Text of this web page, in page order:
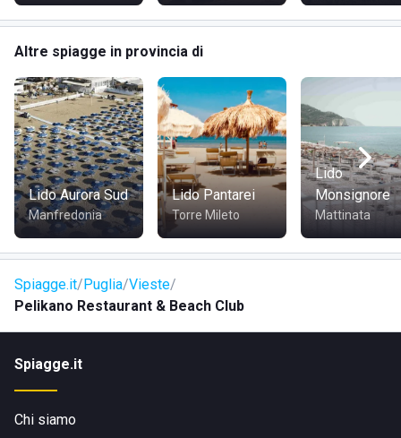
COME RAGGIUNGERE PELIKANO RESTAURANT &
BEACH CLUB
Il club è facilmente raggiungibile in auto. Da Foggia,
percorrere la SS89 e poi la SP53, seguendo le indicazioni
per Mattinata-Vieste. Chi proviene da nord può percorrere
la strada statale 89 garganica in direzione Peschici-Vieste.
Altre spiagge in provincia di
Lido Aurora Sud
Manfredonia
Lido Pantarei
Torre Mileto
Lido
Monsignore
Mattinata
Spiagge.it Puglia Vieste
Pelikano Restaurant & Beach Club
Spiagge.it
Chi siamo